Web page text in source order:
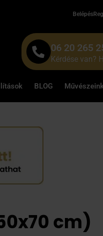
Belépés
06 20 265
Kérdése van?
BLOG
cm)